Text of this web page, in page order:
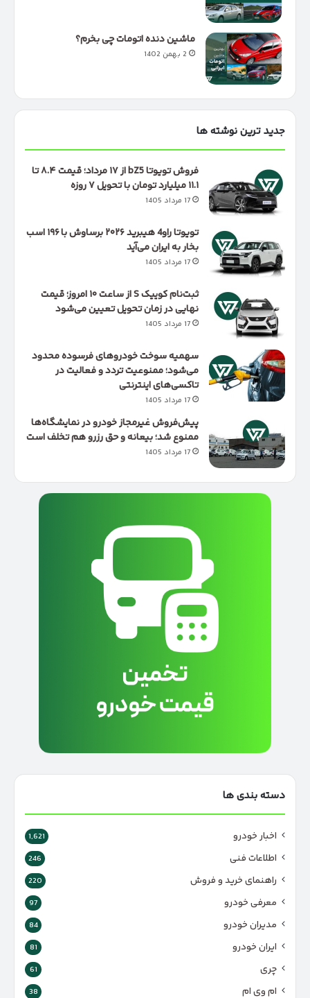
ماشین دنده اتومات چی بخرم؟
2 بهمن 1402
جدید ترین نوشته ها
فروش تویوتا bZ5 از ۱۷ مرداد؛ قیمت ۸.۴ تا
۱۱.۱ میلیارد تومان با تحویل ۷ روزه
17 مرداد 1405
تویوتا راو4 هیبرید ۲۰۲۶ برساوش با ۱۹۶ اسب
بخار به ایران می‌آید
17 مرداد 1405
ثبت‌نام کوییک S از ساعت ۱۰ امروز؛ قیمت
نهایی در زمان تحویل تعیین می‌شود
17 مرداد 1405
سهمیه سوخت خودروهای فرسوده محدود
می‌شود؛ ممنوعیت تردد و فعالیت در
تاکسی‌های اینترنتی
17 مرداد 1405
پیش‌فروش غیرمجاز خودرو در نمایشگاه‌ها
ممنوع شد؛ بیعانه و حق رزرو هم تخلف است
17 مرداد 1405
دسته بندی ها
اخبار خودرو 1,621
اطلاعات فنی 246
راهنمای خرید و فروش 220
معرفی خودرو 97
مدیران خودرو 84
ایران خودرو 81
چری 61
ام وی ام 38